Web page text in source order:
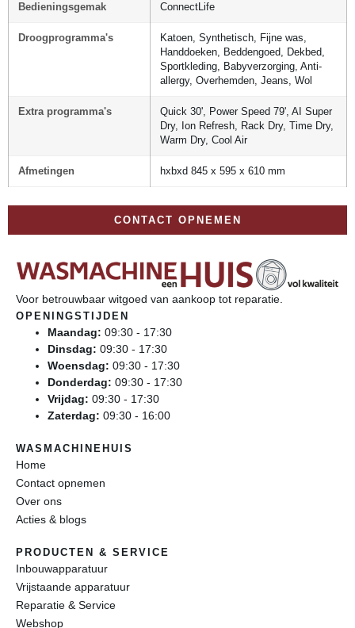
Bedieningsgemak ConnectLife
Droogprogramma's
Katoen, Synthetisch, Fijne was,
Handdoeken, Beddengoed, Dekbed,
Sportkleding, Babyverzorging, Anti-
allergy, Overhemden, Jeans, Wol
Extra programma's
Quick 30', Power Speed 79', AI Super
Dry, Ion Refresh, Rack Dry, Time Dry,
Warm Dry, Cool Air
Afmetingen hxbxd 845 x 595 x 610 mm
CONTACT OPNEMEN
Voor betrouwbaar witgoed van aankoop tot reparatie.
OPENINGSTIJDEN
Maandag: 09:30 - 17:30
Dinsdag: 09:30 - 17:30
Woensdag: 09:30 - 17:30
Donderdag: 09:30 - 17:30
Vrijdag: 09:30 - 17:30
Zaterdag: 09:30 - 16:00
WASMACHINEHUIS
Home
Contact opnemen
Over ons
Acties & blogs
PRODUCTEN & SERVICE
Inbouwapparatuur
Vrijstaande apparatuur
Reparatie & Service
Webshop